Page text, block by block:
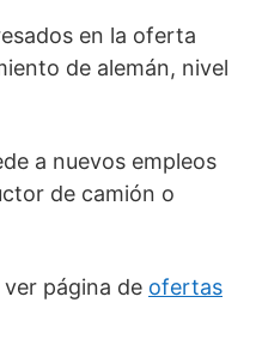
en la oferta
de alemán, nivel
a nuevos empleos
de camión o
página de ofertas